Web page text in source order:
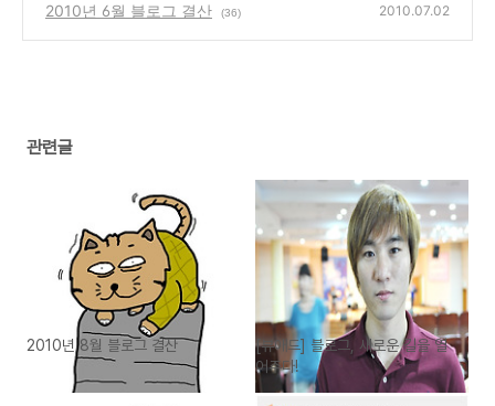
2010년 6월 블로그 결산 (36) 2010.07.02
관련글
2010년 8월 블로그 결산
[뷰애드] 블로그, 새로운 길을 열
어주다!